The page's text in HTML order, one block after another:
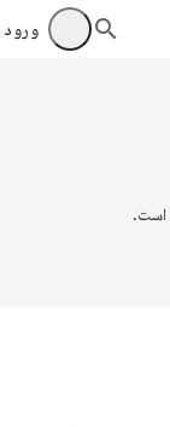
ورود به